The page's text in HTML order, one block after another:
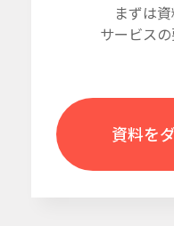
まずは
サービス
資料を